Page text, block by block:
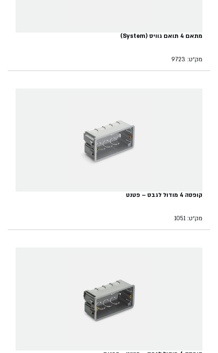
מתאם 4 תואם גוויס (System)
מק״ט: 9723
קופסה 4 מודול לגבס – פטנט
מק״ט: 1051